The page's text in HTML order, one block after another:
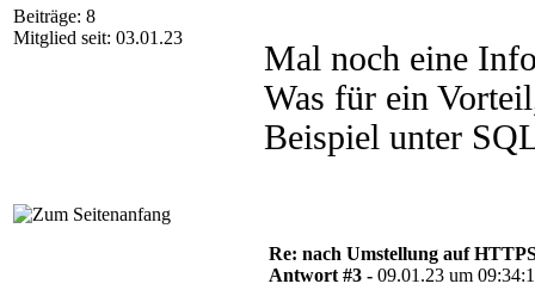
Beiträge: 8
Mitglied seit: 03.01.23
Mal noch eine
Was für ein
Beispiel unter
Re: nach Umstellung auf
Antwort #3 - 09.01.23 um